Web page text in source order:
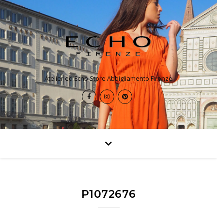
Atelier ed Echo Store Abbigliamento Firenze
P1072676